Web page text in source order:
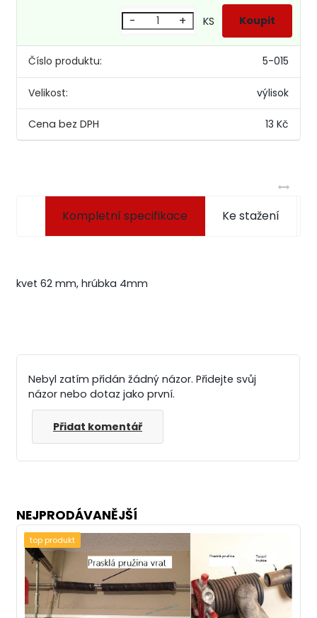
Číslo produktu: 5-015
Velikost: výlisok
13 Kč
- + KS
Kompletní specifikace Ke stažení
kvet 62 mm, hrúbka 4mm
Nebyl zatím přidán žádný názor. Přidejte svůj
názor nebo dotaz jako první.
Přidat komentář
NEJPRODÁVANĚJŠÍ
top produkt